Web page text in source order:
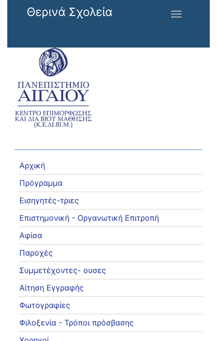
Παράκαμψη προς το κυρίως περιεχόμενο
Θερινά Σχολεία
Toggle
Αρχική
Πρόγραμμα
Εισηγητές-τριες
Eπιστημονική - Οργανωτική Επιτροπή
Αφίσα
Παροχές
Συμμετέχοντες- ουσες
Αίτηση Εγγραφής
Φωτογραφίες
Φιλοξενία - Τρόποι πρόσβασης